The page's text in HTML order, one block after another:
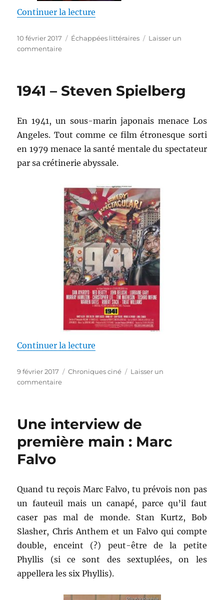
Continuer la lecture
Publié
le
10 février 2017 Catégories
Échappées littéraires
Laisser un
commentairesur
Aël
1941 – Steven Spielberg
En 1941, un sous-marin japonais menace Los
Angeles. Tout comme ce film étronesque sorti
en 1979 menace la santé mentale du spectateur
par sa crétinerie abyssale.
Continuer la lecture
Publié
le
9 février 2017 Catégories
Chroniques ciné
Laisser un
commentairesur
Spielberg
Une interview de
première main : Marc
Falvo
Quand tu reçois Marc Falvo, tu prévois non pas
un fauteuil mais un canapé, parce qu’il faut
caser pas mal de monde. Stan Kurtz, Bob
Slasher, Chris Anthem et un Falvo qui compte
double, enceint (?) peut-être de la petite
Phyllis (si ce sont des sextuplées, on les
appellera les six Phyllis).